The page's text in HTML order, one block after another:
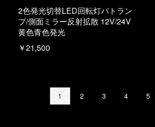
2色発光切替LED回転灯パトラン
プ/側面ミラー反射拡散 12V/24V
黄色青色発光
￥21,500
1 2 3 4 5